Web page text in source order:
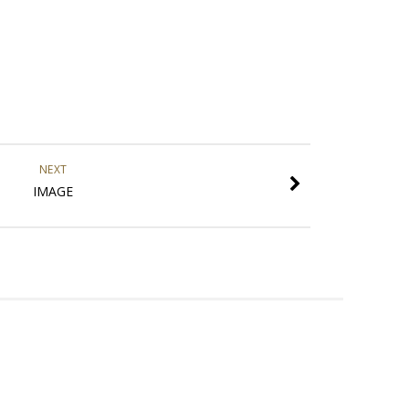
NEXT
IMAGE